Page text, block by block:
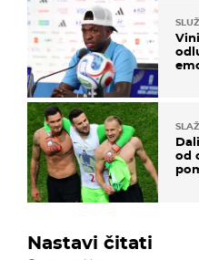
od
Nastavi čitati